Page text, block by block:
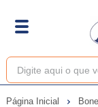
Página Inicial